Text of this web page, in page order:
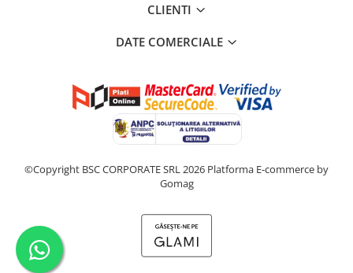
CLIENTI
DATE COMERCIALE
©Copyright BSC CORPORATE SRL 2026 Platforma E-commerce by
Gomag